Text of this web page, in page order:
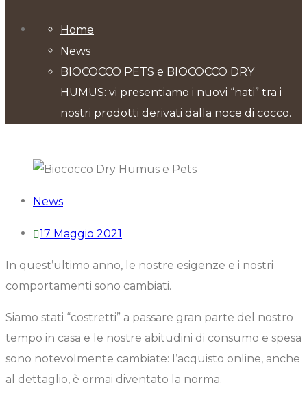
Home
News
BIOCOCCO PETS e BIOCOCCO DRY
HUMUS: vi presentiamo i nuovi “nati” tra i
nostri prodotti derivati dalla noce di cocco.
News
17 Maggio 2021
In quest’ultimo anno, le nostre esigenze e i nostri
comportamenti sono cambiati.
Siamo stati “costretti” a passare gran parte del nostro
tempo in casa e le nostre abitudini di consumo e spesa
sono notevolmente cambiate: l’acquisto online, anche
al dettaglio, è ormai diventato la norma.